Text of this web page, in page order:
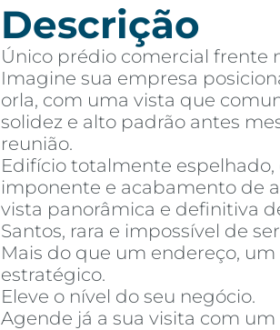
Descrição
Único prédio comercial frente
Imagine sua empresa
orla, com uma vista que
solidez e alto padrão antes
reunião.
Edifício totalmente
imponente e acabamento de
vista panorâmica e definitiva
Santos, rara e impossível de
Mais do que um endereço,
estratégico.
Eleve o nível do seu negócio.
Agende já a sua visita com